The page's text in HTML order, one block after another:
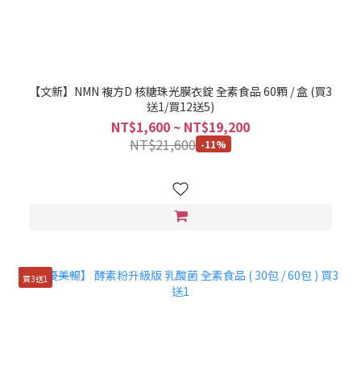
【文新】NMN 複方D 核糖珠光膜衣錠 全素食品 60顆 / 盒 (買3
送1/買12送5)
NT$1,600 ~ NT$19,200
NT$21,600 -11%
買3送1